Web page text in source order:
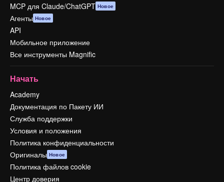
MCP для Claude/ChatGPT Новое
Агенты Новое
API
Мобильное приложение
Все инструменты Magnific
Начать
Academy
Документация по Пакету ИИ
Служба поддержки
Условия и положения
Политика конфиденциальности
Оригиналы Новое
Политика файлов cookie
Центр доверия